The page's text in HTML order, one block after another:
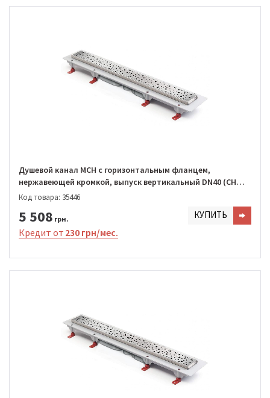
Душевой канал MCH с горизонтальным фланцем,
нержавеющей кромкой, выпуск вертикальный DN40 (CH
1050/S40 SN1)
Код товара: 35446
5 508 грн. КУПИТЬ
Кредит от 230 грн/мес.